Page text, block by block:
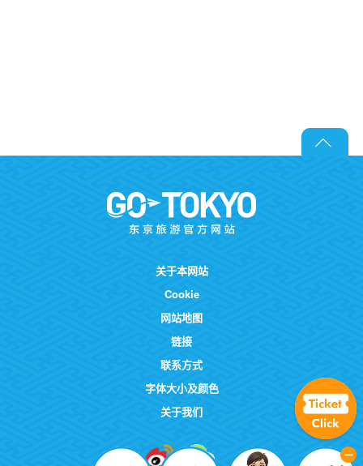
关于本网站
Cookie
网站地图
链接
联系方式
字体大小及颜色
关于我们